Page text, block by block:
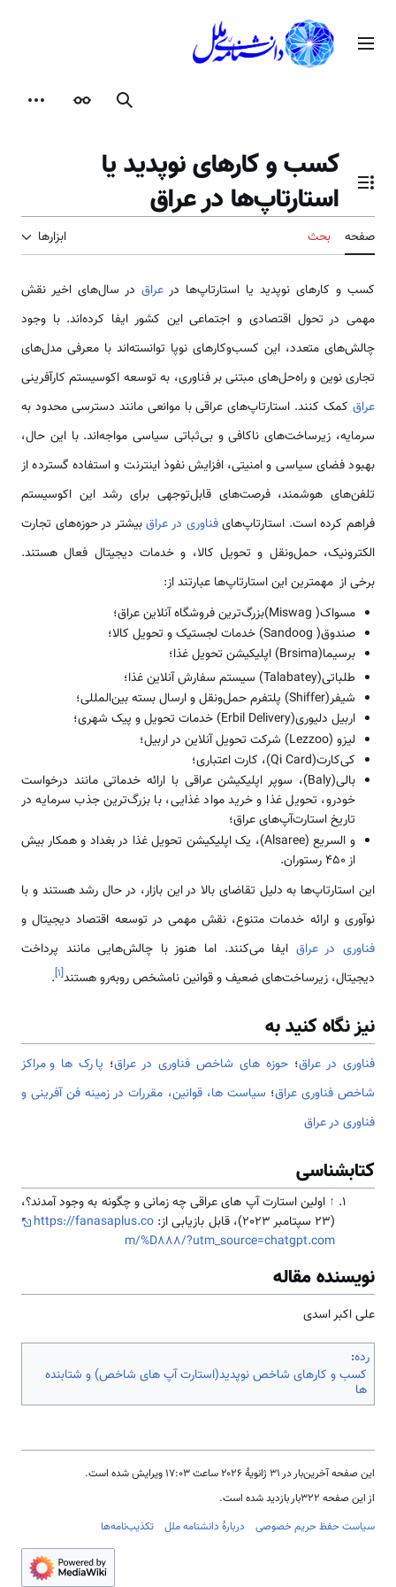
محتوامنوی اصلی
جستجوظاهر
تغییر وضعیت فهرست محتویات
کسب و کارهای نوپدید یا
استارتاپ‌ها در عراق
صفحه بحث ابزارها
کسب و کارهای نوپدید یا استارتاپ‌ها در عراق در سال‌های اخیر نقش
مهمی در تحول اقتصادی و اجتماعی این کشور ایفا کرده‌اند. با وجود
چالش‌های متعدد، این کسب‌وکارهای نوپا توانسته‌اند با معرفی مدل‌های
تجاری نوین و راه‌حل‌های مبتنی بر فناوری، به توسعه اکوسیستم کارآفرینی
عراق کمک کنند. استارتاپ‌های عراقی با موانعی مانند دسترسی محدود به
سرمایه، زیرساخت‌های ناکافی و بی‌ثباتی سیاسی مواجه‌اند. با این حال،
بهبود فضای سیاسی و امنیتی، افزایش نفوذ اینترنت و استفاده گسترده از
تلفن‌های هوشمند، فرصت‌های قابل‌توجهی برای رشد این اکوسیستم
فراهم کرده است. استارتاپ‌هایفناوری در عراقبیشتر در حوزه‌های تجارت
الکترونیک، حمل‌ونقل و تحویل کالا، و خدمات دیجیتال فعال هستند.
برخی از مهمترین این استارتاپ‌ها عبارتند از:
مسواک( Miswag)بزرگ‌ترین فروشگاه آنلاین عراق؛
صندوق( Sandoog) خدمات لجستیک و تحویل کالا؛
برسیما(Brsima) اپلیکیشن تحویل غذا؛
طلباتی(Talabatey) سیستم سفارش آنلاین غذا؛
شیفر(Shiffer) پلتفرم حمل‌ونقل و ارسال بسته بین‌المللی؛
اربیل دلیوری(Erbil Delivery) خدمات تحویل و پیک شهری؛
لیزو (Lezzoo) شرکت تحویل آنلاین در اربیل؛
کی‌کارت(Qi Card)، کارت اعتباری؛
بالی(Baly)، سوپر اپلیکیشن عراقی با ارائه خدماتی مانند درخواست
خودرو، تحویل غذا و خرید مواد غذایی، با بزرگ‌ترین جذب سرمایه در
تاریخ استارت‌آپ‌های عراق؛
و السریع (Alsaree)، یک اپلیکیشن تحویل غذا در بغداد و همکار بیش
از ۴۵۰ رستوران.
این استارتاپ‌ها به دلیل تقاضای بالا در این بازار، در حال رشد هستند و با
نوآوری و ارائه خدمات متنوع، نقش مهمی در توسعه اقتصاد دیجیتال و
فناوری در عراق ایفا می‌کنند. اما هنوز با چالش‌هایی مانند پرداخت
دیجیتال، زیرساخت‌های ضعیف و قوانین نامشخص روبه‌رو هستند[۱]
.
نیز نگاه کنید به
فناوری در عراق؛ حوزه های شاخص فناوری در عراق؛ پارک ها و مراکز
شاخص فناوری عراق؛ سیاست ها، قوانین، مقررات در زمینه فن آفرینی و
فناوری در عراق
کتابشناسی
↑ اولین استارت آپ های عراقی چه زمانی و چگونه به وجود آمدند؟،
(23 سپتامبر 2023)، قابل بازیابی از:
https://fanasaplus.co
m/%D888/?utm_source=chatgpt.com
نویسنده مقاله
علی اکبر اسدی
رده:
کسب و کارهای شاخص نوپدید(استارت آپ های شاخص) و شتابنده
ها
این صفحه آخرین‌بار در ‏۳۱ ژانویهٔ ۲۰۲۶ ساعت ‏۱۷:۰۳ ویرایش شده است.
از این صفحه ۳۲۲بار بازدید شده است.
سیاست حفظ حریم خصوصی
دربارهٔ دانشنامه ملل تکذیب‌نامه‌ها